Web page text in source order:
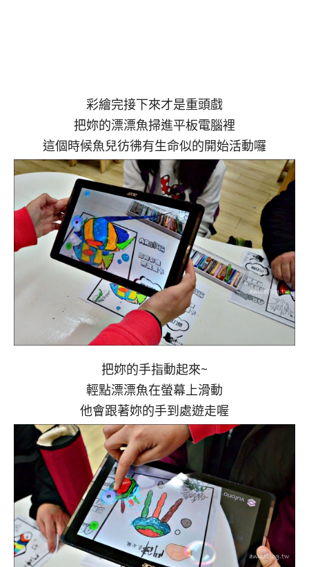
彩繪完接下來才是重頭戲
把妳的漂漂魚掃進平板電腦裡
這個時候魚兒彷彿有生命似的開始活動囉
把妳的手指動起來~
輕點漂漂魚在螢幕上滑動
他會跟著妳的手到處遊走喔